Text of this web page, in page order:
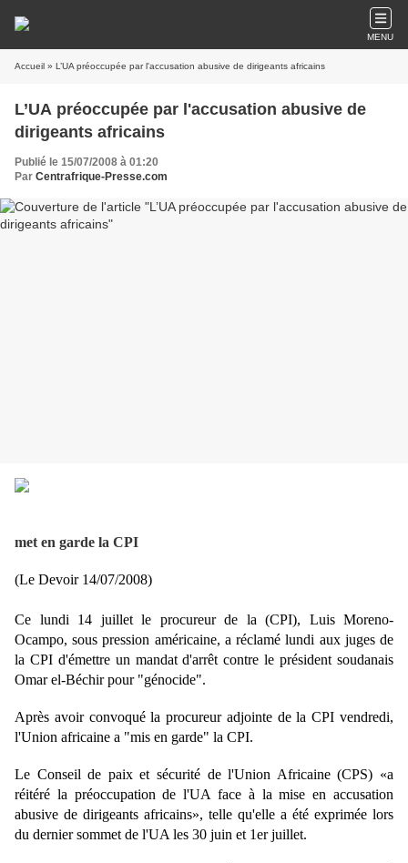
MENU
Accueil » L’UA préoccupée par l'accusation abusive de dirigeants africains
L’UA préoccupée par l'accusation abusive de
dirigeants africains
Publié le 15/07/2008 à 01:20
Par Centrafrique-Presse.com
met en garde la CPI
(Le Devoir 14/07/2008)
Ce lundi 14 juillet le procureur de la (CPI), Luis Moreno-
Ocampo, sous pression américaine, a réclamé lundi aux juges de
la CPI d'émettre un mandat d'arrêt contre le président soudanais
Omar el-Béchir pour "génocide".
Après avoir convoqué la procureur adjointe de la CPI vendredi,
l'Union africaine a "mis en garde" la CPI.
Le Conseil de paix et sécurité de l'Union Africaine (CPS) «a
réitéré la préoccupation de l'UA face à la mise en accusation
abusive de dirigeants africains», telle qu'elle a été exprimée lors
du dernier sommet de l'UA les 30 juin et 1er juillet.